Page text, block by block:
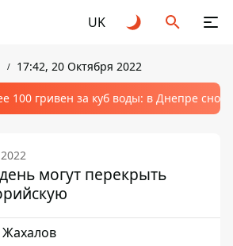
UK
17:42, 20 Октября 2022
100 гривен за куб воды: в Днепре
могут перекрыть